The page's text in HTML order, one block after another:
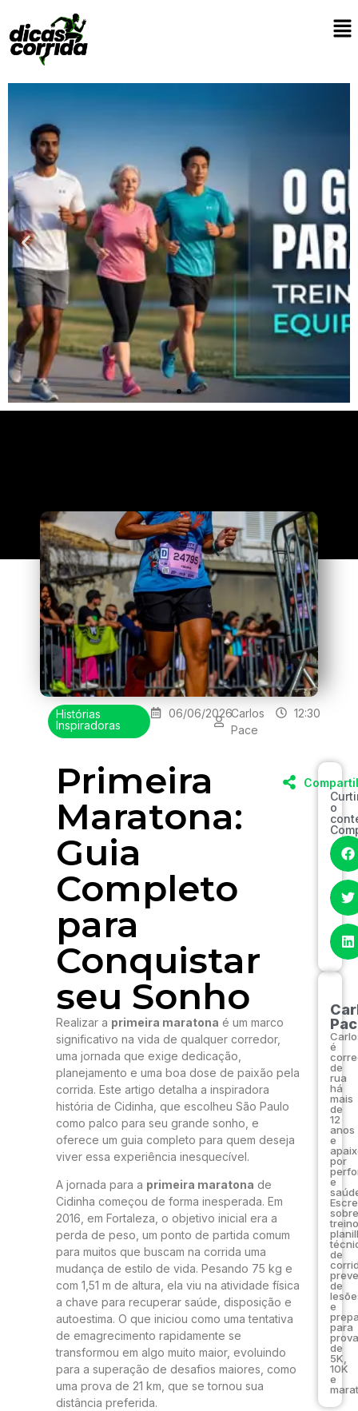
Histórias
Inspiradoras
06/06/2026Carlos
Pace
12:30
Primeira
Maratona:
Guia
Completo
para
Conquistar
seu Sonho
Realizar a primeira maratona é um marco
significativo na vida de qualquer corredor,
uma jornada que exige dedicação,
planejamento e uma boa dose de paixão pela
corrida. Este artigo detalha a inspiradora
história de Cidinha, que escolheu São Paulo
como palco para seu grande sonho, e
oferece um guia completo para quem deseja
viver essa experiência inesquecível.
A jornada para a primeira maratona de
Cidinha começou de forma inesperada. Em
2016, em Fortaleza, o objetivo inicial era a
perda de peso, um ponto de partida comum
para muitos que buscam na corrida uma
mudança de estilo de vida. Pesando 75 kg e
com 1,51 m de altura, ela viu na atividade física
a chave para recuperar saúde, disposição e
autoestima. O que iniciou como uma tentativa
de emagrecimento rapidamente se
transformou em algo muito maior, evoluindo
para a superação de desafios maiores, como
uma prova de 21 km, que se tornou sua
distância preferida.
o
é
de
rua
há
mais
de
12
anos
e
por
e
sobre
de
de
e
para
de
5K,
10K
e